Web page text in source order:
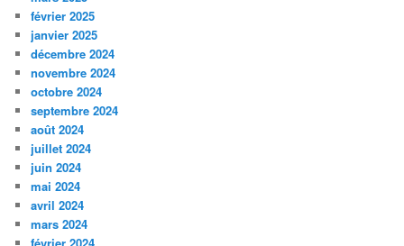
février 2025
janvier 2025
décembre 2024
novembre 2024
octobre 2024
septembre 2024
août 2024
juillet 2024
juin 2024
mai 2024
avril 2024
mars 2024
février 2024